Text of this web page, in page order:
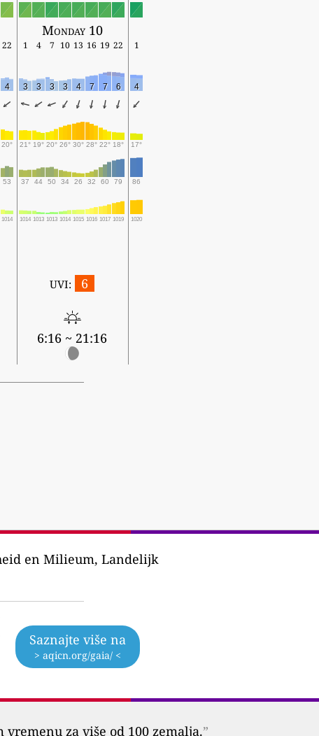
Monday 10
22 1 4 7 10 13 16 19 22
1
4 3 3 3 3 4 7 7 6 4
20° 21° 19° 20° 26° 30° 28° 22° 18° 17°
53 37 44 50 34 26 32 60 79 86
1014 1014 1013 1013 1014 1015 1016 1017 1019 1020
UVI: 6
6:16 ~ 21:16
en Milieum, Landelijk
Saznajte više na
> aqicn.org/gaia/ <
za više od 100 zemalja.”